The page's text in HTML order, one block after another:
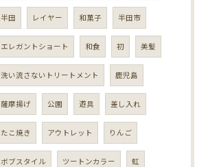
半田 レイヤー 和菓子 半田市
エレガントショート 和食 初 美髪
洗い流さないトリートメント 鹿児島
薩摩揚げ 公園 遊具 差し入れ
たこ焼き アウトレット りんご
ボブスタイル ツートンカラー 虹